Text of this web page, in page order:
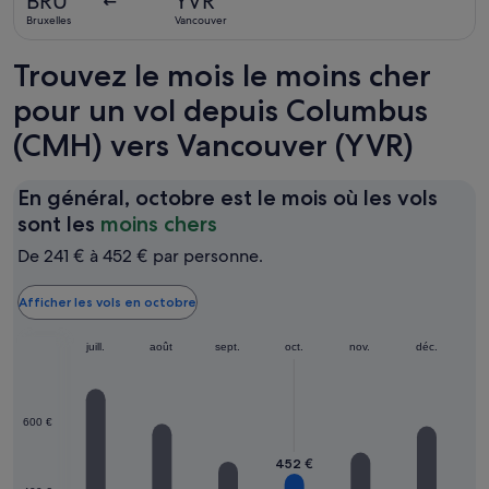
heures
Bruxelles Vancouver
Trouvez le mois le moins cher
pour un vol depuis Columbus
(CMH) vers Vancouver (YVR)
En général, octobre est le mois où les vols
sont les moins chers
général,
mois
sont
De 241 € à 452 € par personne.
Afficher les vols en octobre
600 €
juill. août sept. oct. nov. déc.
452 €